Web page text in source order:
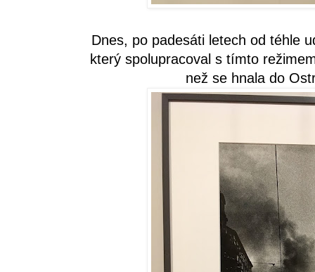
Dnes, po padesáti letech od téhle
který spolupracoval s tímto
než se hnala do